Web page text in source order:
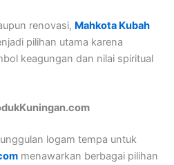
renovasi, Mahkota Kubah
pilihan utama karena
keagungan dan nilai spiritual
logam tempa untuk
menawarkan berbagai pilihan